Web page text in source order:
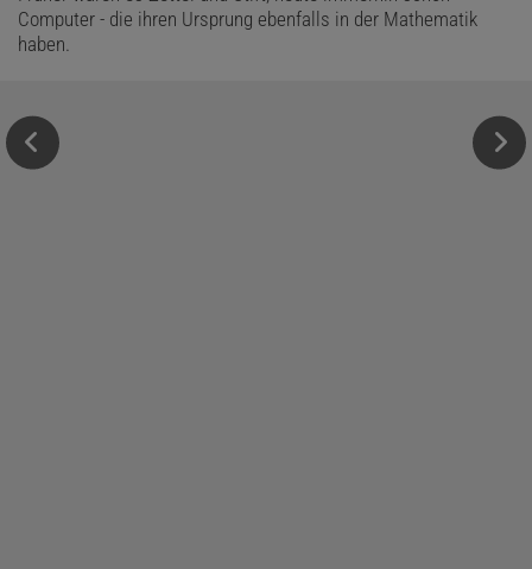
Computer - die ihren Ursprung ebenfalls in der Mathematik
haben.